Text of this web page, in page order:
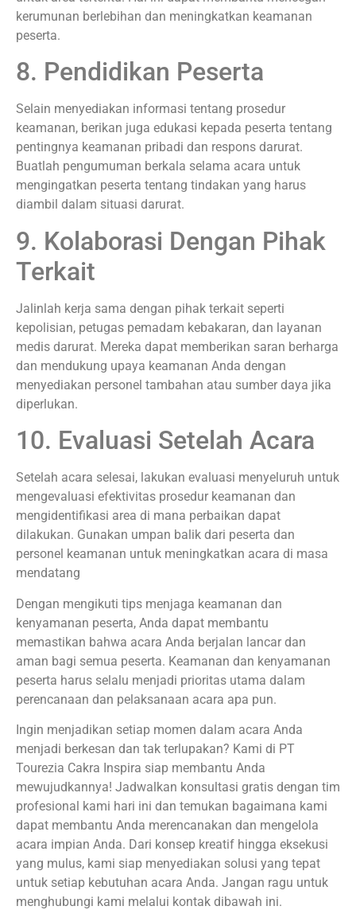
kerumunan berlebihan dan meningkatkan keamanan
peserta.
8. Pendidikan Peserta
Selain menyediakan informasi tentang prosedur
keamanan, berikan juga edukasi kepada peserta tentang
pentingnya keamanan pribadi dan respons darurat.
Buatlah pengumuman berkala selama acara untuk
mengingatkan peserta tentang tindakan yang harus
diambil dalam situasi darurat.
9. Kolaborasi Dengan Pihak
Terkait
Jalinlah kerja sama dengan pihak terkait seperti
kepolisian, petugas pemadam kebakaran, dan layanan
medis darurat. Mereka dapat memberikan saran berharga
dan mendukung upaya keamanan Anda dengan
menyediakan personel tambahan atau sumber daya jika
diperlukan.
10. Evaluasi Setelah Acara
Setelah acara selesai, lakukan evaluasi menyeluruh untuk
mengevaluasi efektivitas prosedur keamanan dan
mengidentifikasi area di mana perbaikan dapat
dilakukan. Gunakan umpan balik dari peserta dan
personel keamanan untuk meningkatkan acara di masa
mendatang
Dengan mengikuti tips menjaga keamanan dan
kenyamanan peserta, Anda dapat membantu
memastikan bahwa acara Anda berjalan lancar dan
aman bagi semua peserta. Keamanan dan kenyamanan
peserta harus selalu menjadi prioritas utama dalam
perencanaan dan pelaksanaan acara apa pun.
Ingin menjadikan setiap momen dalam acara Anda
menjadi berkesan dan tak terlupakan? Kami di PT
Tourezia Cakra Inspira siap membantu Anda
mewujudkannya! Jadwalkan konsultasi gratis dengan tim
profesional kami hari ini dan temukan bagaimana kami
dapat membantu Anda merencanakan dan mengelola
acara impian Anda. Dari konsep kreatif hingga eksekusi
yang mulus, kami siap menyediakan solusi yang tepat
untuk setiap kebutuhan acara Anda. Jangan ragu untuk
menghubungi kami melalui kontak dibawah ini.